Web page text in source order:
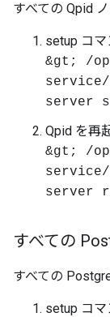
すべての Qpid
setup コマ
&gt; /
server
Qpid を再
&gt; /
server
すべての
すべての
setup コマ